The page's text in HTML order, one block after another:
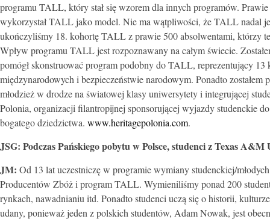
programu TALL, który stał się wzorem dla innych programów.
wykorzystał TALL jako model. Nie ma wątpliwości, że TALL nadal
ukończyliśmy 18. kohortę TALL z prawie 500 absolwentami, którzy
Wpływ programu TALL jest rozpoznawany na całym świecie.
pomógł skonstruować program podobny do TALL, reprezentujący
międzynarodowych i bezpieczeństwie narodowym. Ponadto
młodzież w drodze na światowej klasy uniwersytety i integrującej
Polonia, organizacji filantropijnej sponsorującej wyjazdy studenckie
bogatego dziedzictwa. www.heritagepolonia.com.
JSG: Podczas Pańskiego pobytu w Polsce, studenci z Texas
JM: Od 13 lat uczestniczę w programie wymiany studenckiej/
Producentów Zbóż i program TALL. Wymieniliśmy ponad 200
rynkach, nawadnianiu itd. Ponadto studenci uczą się o historii,
udany, ponieważ jeden z polskich studentów, Adam Nowak, jest